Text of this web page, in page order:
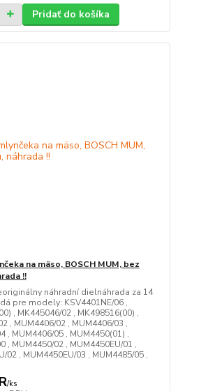
Pridať do košíka
na mäso, BOSCH MUM, bez
!!
náhradní dielnáhrada za 14
pre modely: KSV4401NE/06 ,
, MK445046/02 , MK498516(00) ,
, MUM4406/02 , MUM4406/03 ,
, MUM4406/05 , MUM4450(01) ,
, MUM4450/02 , MUM4450EU/01 ,
02 , MUM4450EU/03 , MUM4485/05 ,
/ks